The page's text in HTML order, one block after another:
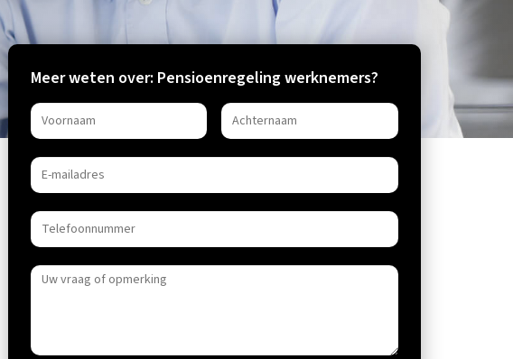
Meer weten over: Pensioenregeling werknemers?